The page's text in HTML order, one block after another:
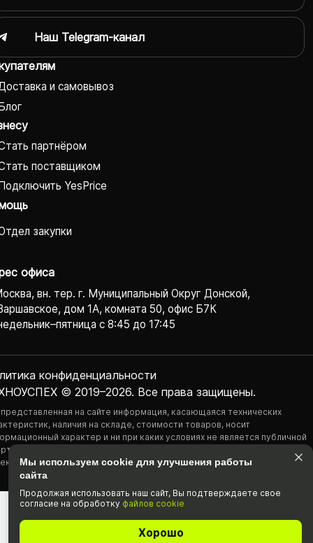
и самовывоз
партнёром
поставщиком
YesPrice
закупки
офиса
вн. тер. г. Муниципальный Округ Донской,
дом 1А, комната 50, офис Б7К
с 8:45 до 17:45
© 2019–2026. Все права защищены.
конфиденциаль­ности
на сайте информация, касающаяся технических
наличия на складе, стоимости товаров, носит
характер и ни при каких условиях не является публичной
определяемой положениями Статьи 437(2) Гражданского
РФ.
Наш Telegram-канал
Мы используем cookie для улучшения работы
сайта
Продолжая использовать наш cайт, Вы подтвержда­ете свое
согласие на обработку файлов cookie
Хорошо